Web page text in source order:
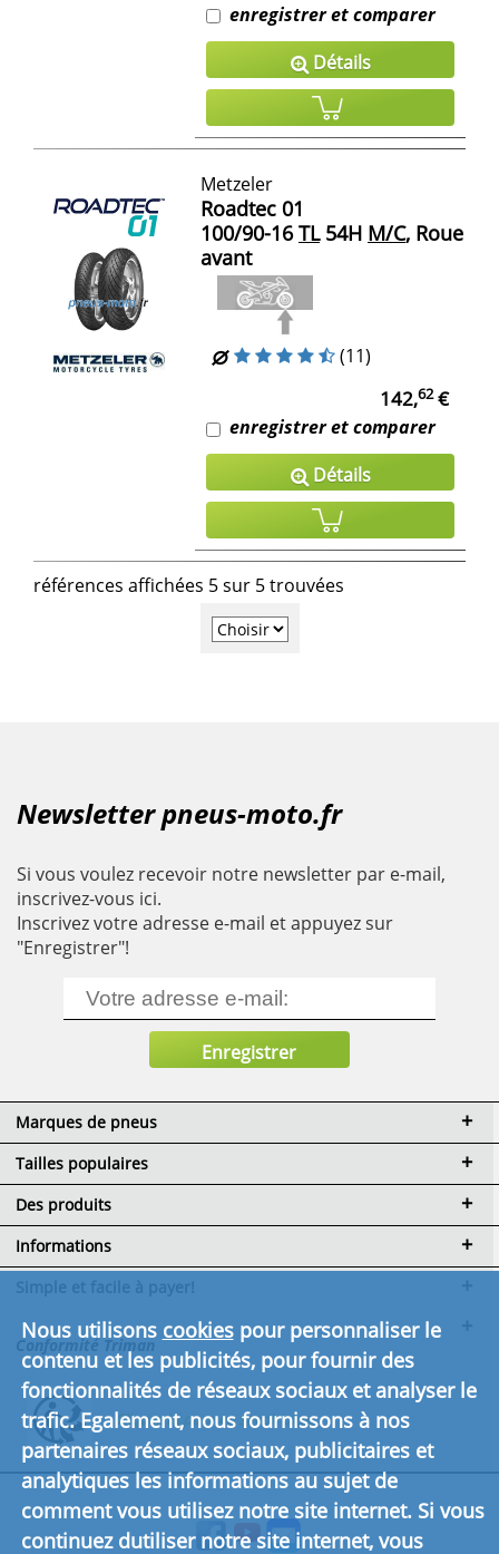
enregistrer et comparer
Détails
Metzeler
Roadtec 01
100/90-16 TL54H M/C, Roue
avant
(11)
142,62€
enregistrer et comparer
Détails
références affichées 5 sur 5 trouvées
Newsletter pneus-moto.fr
Si vous voulez recevoir notre newsletter par e-mail,
inscrivez-vous ici.
Inscrivez votre adresse e-mail et appuyez sur
"Enregistrer"!
Marques de pneus
Tailles populaires
Des produits
Informations
et de livraison
Inscription partenaire de
Conformité Triman
Cliquez ici pour en savoir plus.
Nous utilisons cookiespour personnaliser le
contenu et les publicités, pour fournir des
fonctionnalités de réseaux sociaux et analyser le
trafic. Egalement, nous fournissons à nos
partenaires réseaux sociaux, publicitaires et
analytiques les informations au sujet de
comment vous utilisez notre site internet. Si vous
continuez dutiliser notre site internet, vous